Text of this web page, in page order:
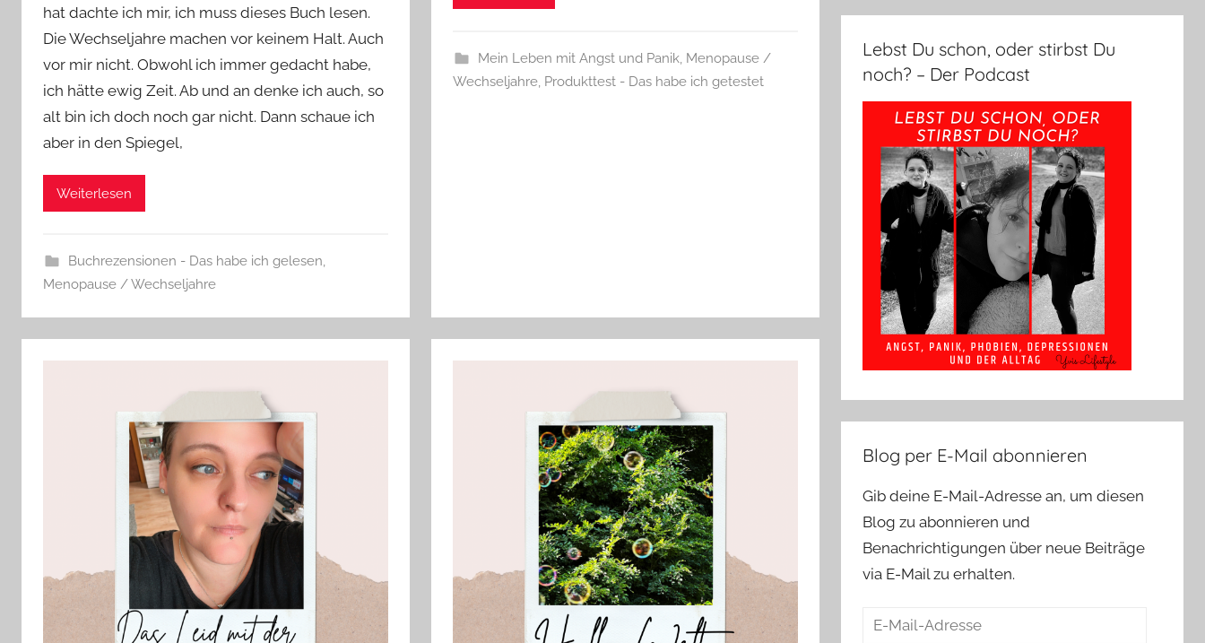
n
n
hat dachte ich mir, ich muss dieses Buch lesen.
Die Wechseljahre machen vor keinem Halt. Auch
vor mir nicht. Obwohl ich immer gedacht habe,
ich hätte ewig Zeit. Ab und an denke ich auch, so
alt bin ich doch noch gar nicht. Dann schaue ich
aber in den Spiegel,
Weiterlesen
Buchrezensionen - Das habe ich gelesen,
Menopause / Wechseljahre
Mein Leben mit Angst und Panik, Menopause /
Wechseljahre, Produkttest - Das habe ich getestet
Lebst Du schon, oder stirbst Du
noch? – Der Podcast
Blog per E-Mail abonnieren
Gib deine E-Mail-Adresse an, um diesen
Blog zu abonnieren und
Benachrichtigungen über neue Beiträge
via E-Mail zu erhalten.
E-